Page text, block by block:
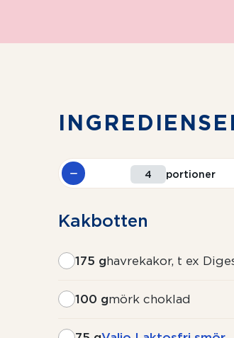
portioner
Kakbotten
175 ghavrekakor, t ex
100 gmörk choklad